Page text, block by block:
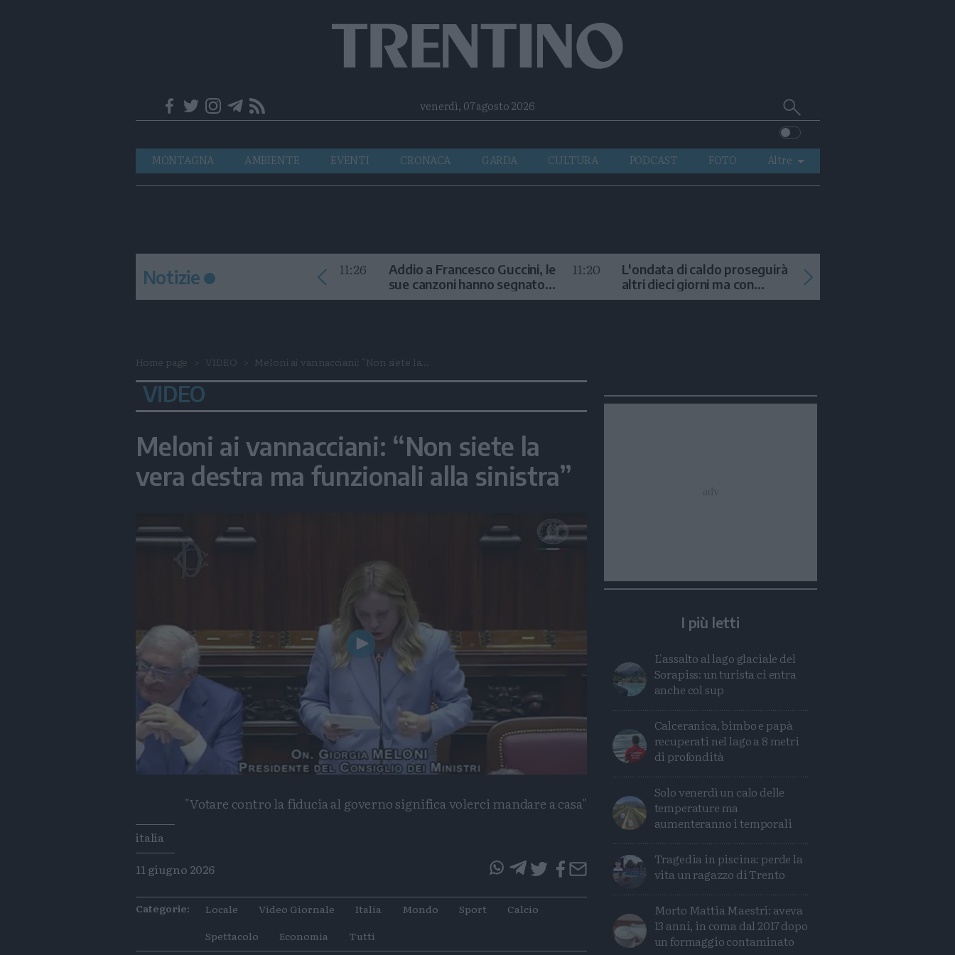
Telegram
RSSvenerdì, 07 agosto 2026 Cerca
su
Trentino
Navigazione
principale
MONTAGNA AMBIENTE EVENTI CRONACA GARDA CULTURA PODCAST FOTO
Altre
VIDEO
Notizie 11:26
Addio a Francesco Guccini, le
sue canzoni hanno segnato
la storia
11:20
L'ondata di caldo proseguirà
altri dieci giorni ma con
temporali
Home page VIDEO Meloni ai vannacciani: “Non siete la...
VIDEO
Meloni ai vannacciani: “Non siete la
vera destra ma funzionali alla sinistra”
Play
"Votare contro la fiducia al governo significa volerci mandare a casa"
Tags
italia
11 giugno 2026
Condividi
articolo
Condividi
articolo
TwitterCondividi
Mail
Categorie: Locale Video Giornale Italia Mondo Sport
Calcio
Spettacolo
Economia Tutti
I più letti
L'assalto al lago glaciale del
Sorapiss: un turista ci entra
anche col sup
Calceranica, bimbo e papà
recuperati nel lago a 8 metri
di profondità
Solo venerdì un calo delle
temperature ma
aumenteranno i temporali
Tragedia in piscina: perde la
vita un ragazzo di Trento
Morto Mattia Maestri: aveva
13 anni, in coma dal 2017 dopo
un formaggio contaminato